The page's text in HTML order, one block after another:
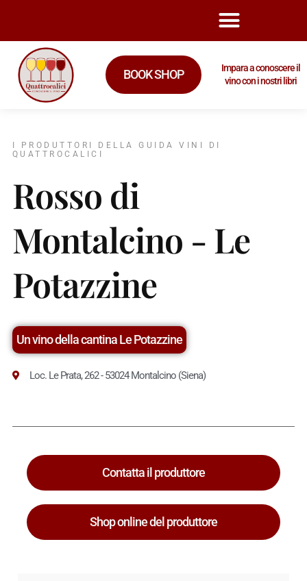
BOOK SHOP
Impara a conoscere il
vino con i nostri libri
I PRODUTTORI DELLA GUIDA VINI DI
QUATTROCALICI
Rosso di
Montalcino - Le
Potazzine
Un vino della cantina Le Potazzine
Loc. Le Prata, 262 - 53024 Montalcino (Siena)
Contatta il produttore
Shop online del produttore